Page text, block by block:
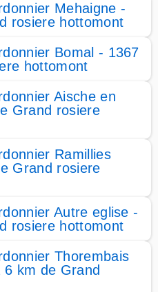
Mehaigne -
rosiere hottomont
Bomal - 1367
hottomont
Aische en
Grand rosiere
Ramillies
Grand rosiere
Autre eglise -
rosiere hottomont
Thorembais
6 km de Grand